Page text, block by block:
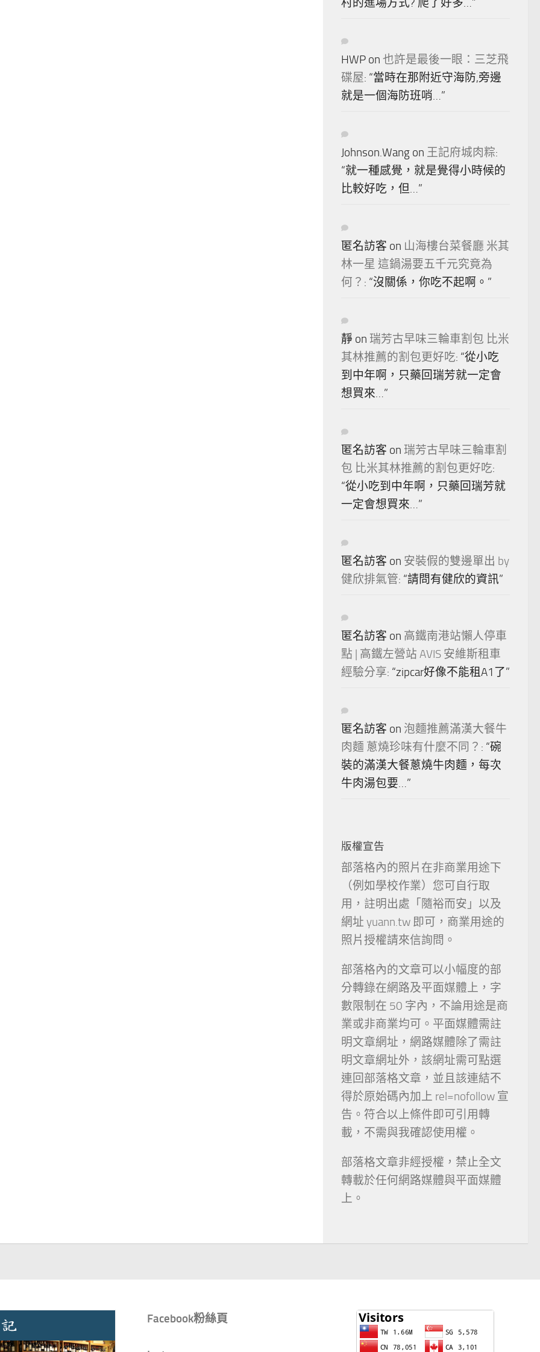
村的進場方式? 爬了好多…”
HWP on 也許是最後一眼：三芝飛
碟屋: “當時在那附近守海防,旁邊
就是一個海防班哨…”
Johnson.Wang on 王記府城肉粽:
“就一種感覺，就是覺得小時候的
比較好吃，但…”
匿名訪客 on 山海樓台菜餐廳 米其
林一星 這鍋湯要五千元究竟為
何？ : “沒關係，你吃不起啊。 ”
靜 on 瑞芳古早味三輪車割包 比米
其林推薦的割包更好吃: “從小吃
到中年啊，只藥回瑞芳就一定會
想買來…”
匿名訪客 on 瑞芳古早味三輪車割
包 比米其林推薦的割包更好吃:
“從小吃到中年啊，只藥回瑞芳就
一定會想買來…”
匿名訪客 on 安裝假的雙邊單出 by
健欣排氣管: “請問有健欣的資訊”
匿名訪客 on 高鐵南港站懶人停車
點 | 高鐵左營站 AVIS 安維斯租車
經驗分享: “zipcar好像不能租A1了”
匿名訪客 on 泡麵推薦滿漢大餐牛
肉麵 蔥燒珍味有什麼不同？ : “碗
裝的滿漢大餐蔥燒牛肉麵，每次
牛肉湯包要…”
版權宣告
部落格內的照片在非商業用途下
（例如學校作業）您可自行取
用，註明出處「隨裕而安」以及
網址 yuann.tw 即可，商業用途的
照片授權請來信詢問。
部落格內的文章可以小幅度的部
分轉錄在網路及平面媒體上，字
數限制在 50 字內，不論用途是商
業或非商業均可。平面媒體需註
明文章網址，網路媒體除了需註
明文章網址外，該網址需可點選
連回部落格文章，並且該連結不
得於原始碼內加上 rel=nofollow 宣
告。符合以上條件即可引用轉
載，不需與我確認使用權。
部落格文章非經授權，禁止全文
轉載於任何網路媒體與平面媒體
上。
Facebook粉絲頁